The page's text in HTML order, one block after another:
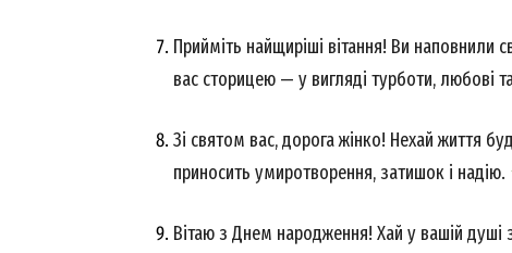
Прийміть найщиріші вітання! Ви наповнили
вас сторицею — у вигляді турботи, любові та
Зі святом вас, дорога жінко! Нехай життя
приносить умиротворення, затишок і надію.
Вітаю з Днем народження! Хай у вашій